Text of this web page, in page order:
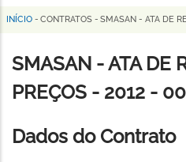
Horizonte
Trilha
de
navegação
INÍCIO - CONTRATOS - SMASAN - ATA DE
SMASAN - ATA DE
PREÇOS - 2012 -
Dados do Contrato